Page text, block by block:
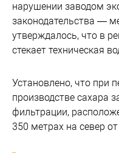
нарушении заводом
законодательства —
утверждалось, что в
стекает техническая
Установлено, что при
производстве сахара
фильтрации,
350 метрах на север